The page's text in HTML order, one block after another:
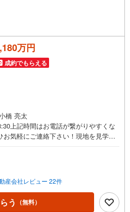
万円
成約でもらえる
橋 亮太
上記時間はお電話が繋がりやすくな
お気軽にご連絡下さい！現地を見学さ
いただけますとスムーズにご案内が
典1.ご見学、ご来店後にアンケート記
円のQUOカードプレゼント（1組様1回
開の物件情報をご紹介3.不動産ご購
発電システムご検討中のお客様、ご紹
ード3、000円分プレゼント更にご紹介
産会社レビュー 22件
う （無料）